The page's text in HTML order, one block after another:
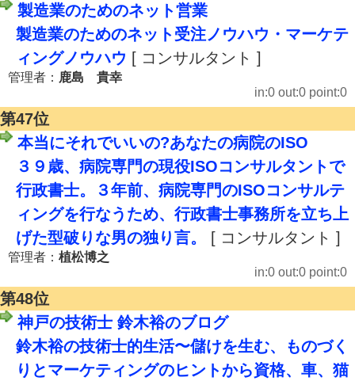
製造業のためのネット営業
製造業のためのネット受注ノウハウ・マーケテ
ィングノウハウ [ コンサルタント ]
管理者： 鹿島 貴幸
in:0 out:0 point:0
第47位
本当にそれでいいの?あなたの病院のISO
３９歳、病院専門の現役ISOコンサルタントで
行政書士。３年前、病院専門のISOコンサルテ
ィングを行なうため、行政書士事務所を立ち上
げた型破りな男の独り言。
[ コンサルタント ]
管理者： 植松博之
in:0 out:0 point:0
第48位
神戸の技術士 鈴木裕のブログ
鈴木裕の技術士的生活〜儲けを生む、ものづく
りとマーケティングのヒントから資格、車、猫